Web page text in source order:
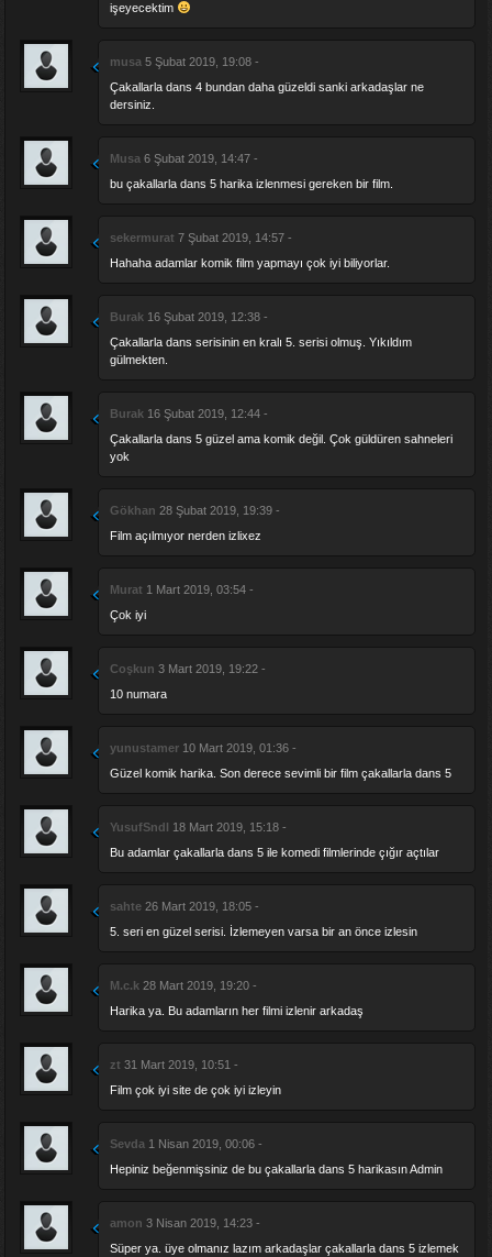
işeyecektim
musa 5 Şubat 2019, 19:08 -
Çakallarla dans 4 bundan daha güzeldi sanki arkadaşlar ne
dersiniz.
Musa 6 Şubat 2019, 14:47 -
bu çakallarla dans 5 harika izlenmesi gereken bir film.
sekermurat 7 Şubat 2019, 14:57 -
Hahaha adamlar komik film yapmayı çok iyi biliyorlar.
Burak 16 Şubat 2019, 12:38 -
Çakallarla dans serisinin en kralı 5. serisi olmuş. Yıkıldım
gülmekten.
Burak 16 Şubat 2019, 12:44 -
Çakallarla dans 5 güzel ama komik değil. Çok güldüren sahneleri
yok
Gökhan 28 Şubat 2019, 19:39 -
Film açılmıyor nerden izlixez
Murat 1 Mart 2019, 03:54 -
Çok iyi
Coşkun 3 Mart 2019, 19:22 -
10 numara
yunustamer 10 Mart 2019, 01:36 -
Güzel komik harika. Son derece sevimli bir film çakallarla dans 5
YusufSndl 18 Mart 2019, 15:18 -
Bu adamlar çakallarla dans 5 ile komedi filmlerinde çığır açtılar
sahte 26 Mart 2019, 18:05 -
5. seri en güzel serisi. İzlemeyen varsa bir an önce izlesin
M.c.k 28 Mart 2019, 19:20 -
Harika ya. Bu adamların her filmi izlenir arkadaş
zt 31 Mart 2019, 10:51 -
Film çok iyi site de çok iyi izleyin
Sevda 1 Nisan 2019, 00:06 -
Hepiniz beğenmişsiniz de bu çakallarla dans 5 harikasın Admin
amon 3 Nisan 2019, 14:23 -
Süper ya. üye olmanız lazım arkadaşlar çakallarla dans 5 izlemek